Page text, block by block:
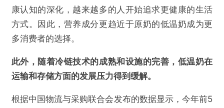
康认知的深化，越来越多的人开始追求更健康的生活
方式。因此，营养成分更趋近于原奶的低温奶成为更
多消费者的选择。
此外，随着冷链技术的成熟和设施的完善，低温奶在
运输和存储方面的发展压力得到缓解。
根据中国物流与采购联合会发布的数据显示，今年前5